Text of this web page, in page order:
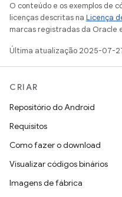
O conteúdo e os exemplos de
licenças descritas na Licença
marcas registradas da Oracle
Última atualização 2025-07-
CRIAR
Repositório do Android
Requisitos
Como fazer o download
Visualizar códigos binários
Imagens de fábrica